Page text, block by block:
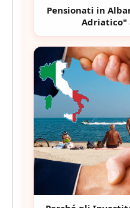
Pensionati in
Adriatico"